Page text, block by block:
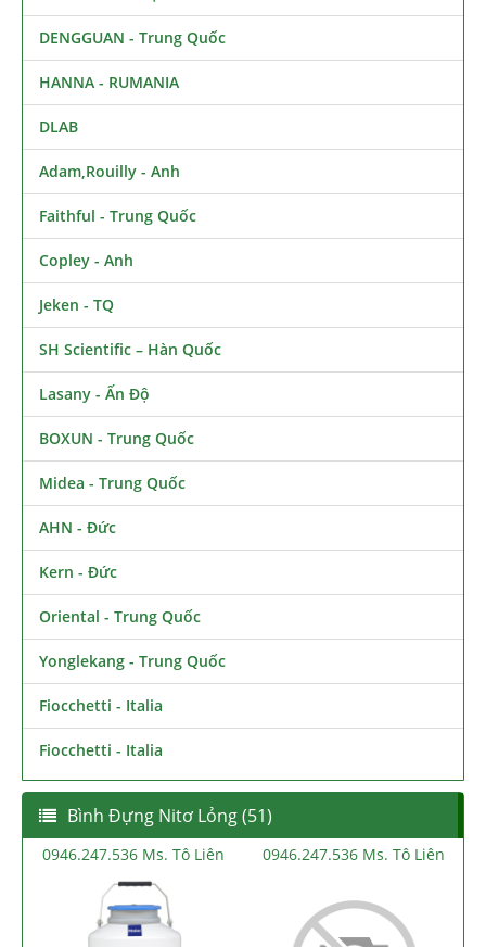
DENGGUAN - Trung Quốc
HANNA - RUMANIA
DLAB
Adam,Rouilly - Anh
Faithful - Trung Quốc
Copley - Anh
Jeken - TQ
SH Scientific – Hàn Quốc
Lasany - Ấn Độ
BOXUN - Trung Quốc
Midea - Trung Quốc
AHN - Đức
Kern - Đức
Oriental - Trung Quốc
Yonglekang - Trung Quốc
Fiocchetti - Italia
Fiocchetti - Italia
Bình Đựng Nitơ Lỏng (51)
0946.247.536 Ms. Tô Liên 0946.247.536 Ms. Tô Liên